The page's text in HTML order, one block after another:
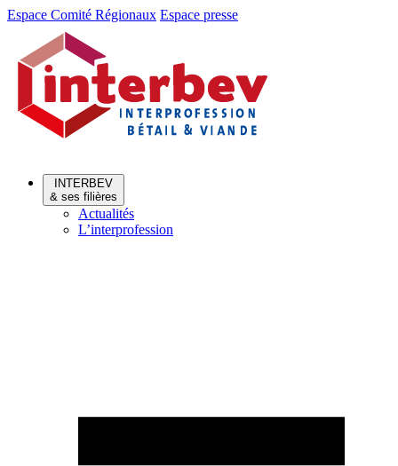
Aller
Aller
contenu
Espace Comité Régionaux Espace presse
INTERBEV
& ses filières
Actualités
L’interprofession